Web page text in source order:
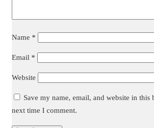
Name *
Email *
Website
Save my name, email, and website in this
next time I comment.